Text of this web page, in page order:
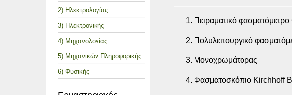
2) Ηλεκτρολογίας
3) Ηλεκτρονικής
4) Μηχανολογίας
5) Μηχανικών Πληροφορικής
6) Φυσικής
Πειραματικό
Πολυλειτουργικό
Μονοχρωμάτορας
Φασματοσκόπιο Kirchhoff